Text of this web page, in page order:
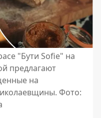
"Бути Sofie" на
предлагают
на
Фото: